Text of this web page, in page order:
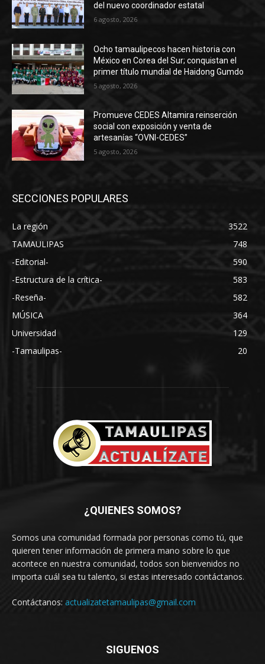
del nuevo coordinador estatal
6 agosto, 2026
Ocho tamaulipecos hacen historia con
México en Corea del Sur; conquistan el
primer título mundial de Haidong Gumdo
5 agosto, 2026
Promueve CEDES Altamira reinserción
social con exposición y venta de
artesanías “OVNI-CEDES”
5 agosto, 2026
SECCIONES POPULARES
La región
3522
TAMAULIPAS
748
-Editorial-
590
-Estructura de la crítica-
583
-Reseña-
582
MÚSICA
364
Universidad
129
-Tamaulipas-
20
¿QUIENES SOMOS?
Somos una comunidad formada por personas como tú, que
quieren tener información de primera mano sobre lo que
acontece en nuestra comunidad, todos son bienvenidos no
importa cuál sea tu talento, si estas interesado contáctanos.
Contáctanos: actualizatetamaulipas@gmail.com
SIGUENOS